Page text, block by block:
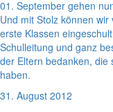
01. September gehen
Und mit Stolz können
erste Klassen
Schulleitung und ganz
der Eltern bedanken, die
haben.
31. August 2012